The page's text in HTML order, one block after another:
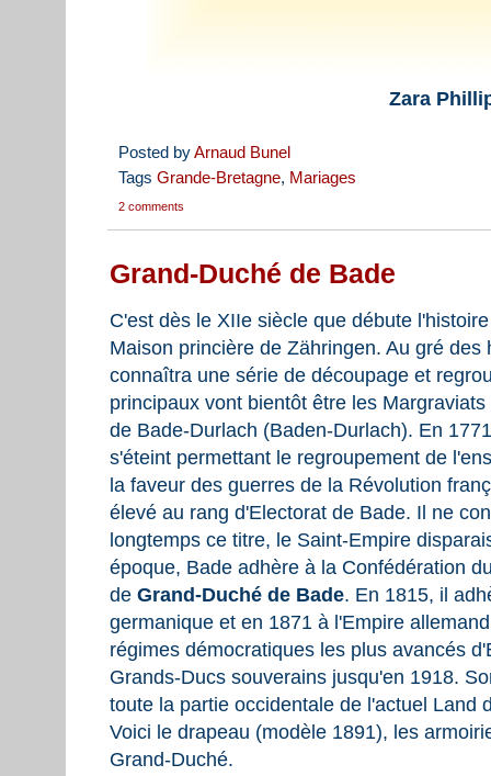
Zara
Posted byArnaud Bunel
Tags Grande-Bretagne, Mariages
2 comments
Grand-Duché de Bade
C'est dès le XIIe siècle que débute
Maison princière de Zähringen. Au gré
connaîtra une série de découpage et
principaux vont bientôt être les
de Bade-Durlach (Baden-Durlach). En
s'éteint permettant le regroupement de
la faveur des guerres de la Révolution
élevé au rang d'Electorat de Bade. Il ne
longtemps ce titre, le Saint-Empire
époque, Bade adhère à la Confédération
de Grand-Duché de Bade. En 1815, il
germanique et en 1871 à l'Empire
régimes démocratiques les plus avancés
Grands-Ducs souverains jusqu'en 1918.
toute la partie occidentale de l'actuel Land
Voici le drapeau (modèle 1891), les
Grand-Duché.